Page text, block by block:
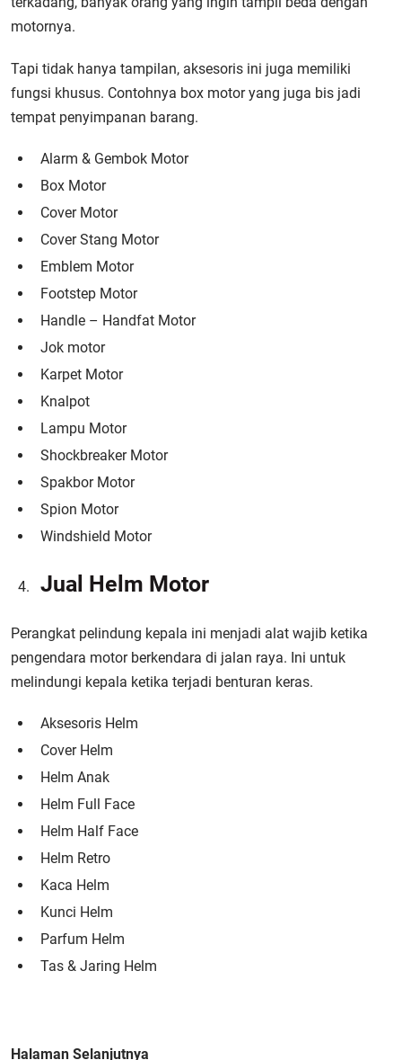
motornya.
Tapi tidak hanya tampilan, aksesoris ini juga memiliki
fungsi khusus. Contohnya box motor yang juga bis jadi
tempat penyimpanan barang.
Alarm & Gembok Motor
Box Motor
Cover Motor
Cover Stang Motor
Emblem Motor
Footstep Motor
Handle – Handfat Motor
Jok motor
Karpet Motor
Knalpot
Lampu Motor
Shockbreaker Motor
Spakbor Motor
Spion Motor
Windshield Motor
Jual Helm Motor
Perangkat pelindung kepala ini menjadi alat wajib ketika
pengendara motor berkendara di jalan raya. Ini untuk
melindungi kepala ketika terjadi benturan keras.
Aksesoris Helm
Cover Helm
Helm Anak
Helm Full Face
Helm Half Face
Helm Retro
Kaca Helm
Kunci Helm
Parfum Helm
Tas & Jaring Helm
Halaman Selanjutnya